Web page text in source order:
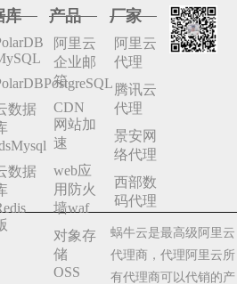
库
数据
数据
产品
阿里云
企业邮
箱
CDN
网站加
速
web应
用防火
墙waf
对象存
储
OSS
厂家
阿里云
代理
腾讯云
代理
景安网
络代理
西部数
码代理
蜗牛云是最高级阿里云
代理商，代理阿里云所
有代理商可以代销的产